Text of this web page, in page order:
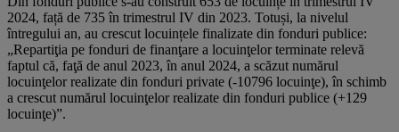
2024, față de 735 în trimestrul IV din 2023. Totuși, la nivelul
întregului an, au crescut locuințele finalizate din fonduri publice:
„Repartiţia pe fonduri de finanţare a locuinţelor terminate relevă
faptul că, faţă de anul 2023, în anul 2024, a scăzut numărul
locuinţelor realizate din fonduri private (-10796 locuinţe), în schimb
a crescut numărul locuinţelor realizate din fonduri publice (+129
locuinţe)”.